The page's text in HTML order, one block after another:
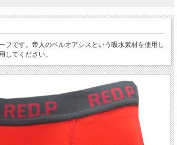
フです。帝人のベルオアシスという吸水素材を使用し
してください。